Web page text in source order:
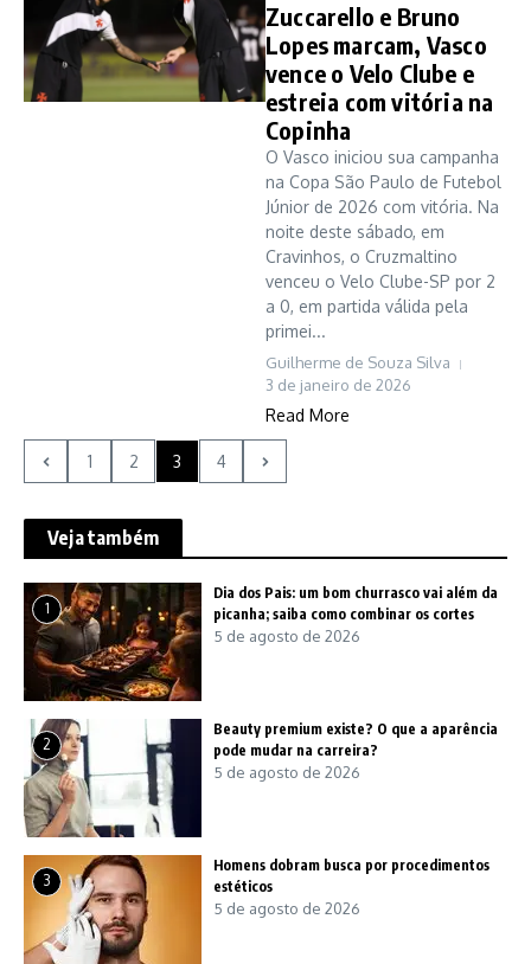
Zuccarello e Bruno
Lopes marcam, Vasco
vence o Velo Clube e
estreia com vitória na
Copinha
O Vasco iniciou sua campanha
na Copa São Paulo de Futebol
Júnior de 2026 com vitória. Na
noite deste sábado, em
Cravinhos, o Cruzmaltino
venceu o Velo Clube-SP por 2
a 0, em partida válida pela
primei...
Guilherme de Souza Silva
3 de janeiro de 2026
Read More
1 2 3 4
Veja também
1
Dia dos Pais: um bom churrasco vai além da
picanha; saiba como combinar os cortes
5 de agosto de 2026
2
Beauty premium existe? O que a aparência
pode mudar na carreira?
5 de agosto de 2026
3
Homens dobram busca por procedimentos
estéticos
5 de agosto de 2026